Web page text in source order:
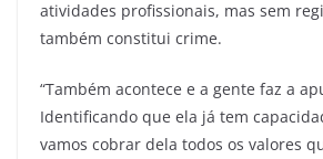
atividades profissionais, mas sem
também constitui crime.
“Também acontece e a gente faz a
Identificando que ela já tem
vamos cobrar dela todos os valores